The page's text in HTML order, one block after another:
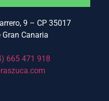
9 – CP 35017
Canaria
665 471 918